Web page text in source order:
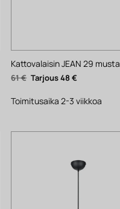
Kattovalaisin JEAN 29 musta
61€ Alkuperäinen
hinta
61 €.
48€
48 €.
Toimitusaika 2-3 viikkoa